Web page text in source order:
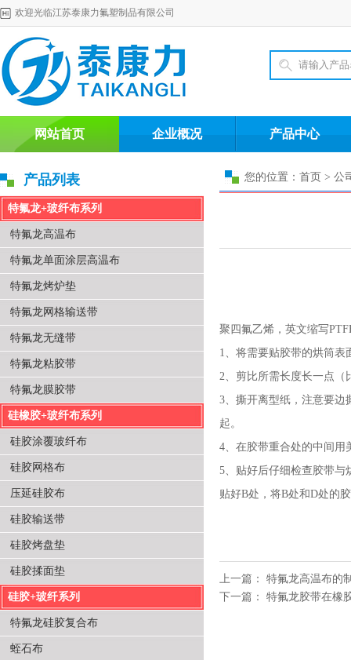
欢迎光临江苏泰康力氟塑制品有限公司
网站首页 企业概况 产品中心
产品列表
特氟龙+玻纤布系列
特氟龙高温布
特氟龙单面涂层高温布
特氟龙烤炉垫
特氟龙网格输送带
特氟龙无缝带
特氟龙粘胶带
特氟龙膜胶带
硅橡胶+玻纤布系列
硅胶涂覆玻纤布
硅胶网格布
压延硅胶布
硅胶输送带
硅胶烤盘垫
硅胶揉面垫
硅胶+玻纤系列
特氟龙硅胶复合布
蛭石布
您的位置：首页 > 公
聚四氟乙烯，英文缩写
1、将需要贴胶带的烘筒
2、剪比所需长度长一点（
3、撕开离型纸，注意要边
起。
4、在胶带重合处的中间用
5、贴好后仔细检查胶带与
贴好B处，将B处和D处的
上一篇： 特氟龙高温布的
下一篇： 特氟龙胶带在橡